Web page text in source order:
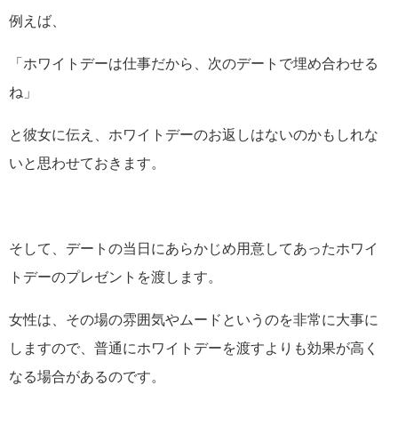
例えば、
「ホワイトデーは仕事だから、次のデートで埋め合わせる
ね」
と彼女に伝え、ホワイトデーのお返しはないのかもしれな
いと思わせておきます。
そして、デートの当日にあらかじめ用意してあったホワイ
トデーのプレゼントを渡します。
女性は、その場の雰囲気やムードというのを非常に大事に
しますので、普通にホワイトデーを渡すよりも効果が高く
なる場合があるのです。